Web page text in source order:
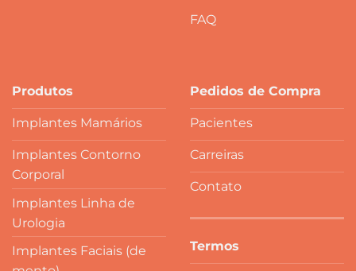
FAQ
Produtos
Implantes Mamários
Implantes Contorno
Corporal
Implantes Linha de
Urologia
Implantes Faciais (de
Pedidos de Compra
Pacientes
Carreiras
Contato
Termos